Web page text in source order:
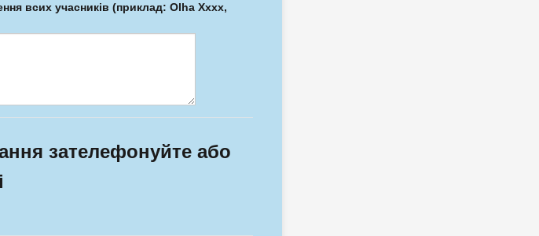
всих учасників (приклад: Olha Xxxx,
зателефонуйте або